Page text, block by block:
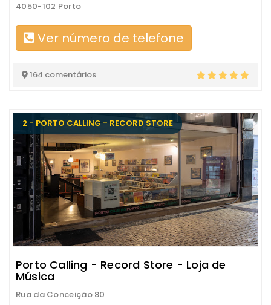
4050-102 Porto
Ver número de telefone
164 comentários
2 - PORTO CALLING - RECORD STORE
Porto Calling - Record Store - Loja de
Música
Rua da Conceição 80